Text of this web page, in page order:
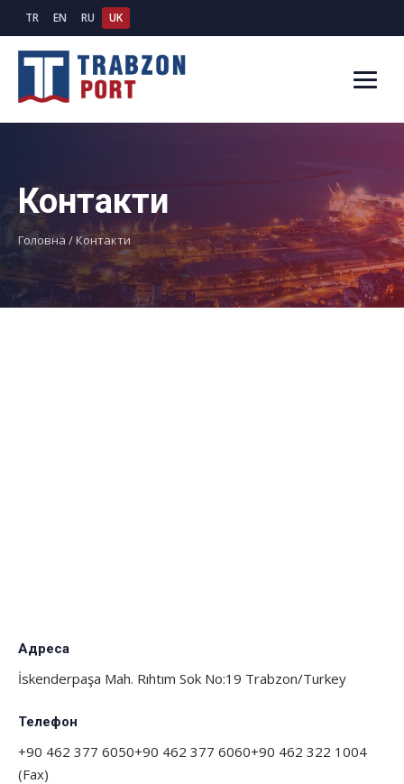
TR EN RU UK
Контакти
Головна /Контакти
Адреса
İskenderpaşa Mah. Rıhtım Sok No:19 Trabzon/Turkey
Телефон
+90 462 377 6050+90 462 377 6060+90 462 322 1004
(Fax)